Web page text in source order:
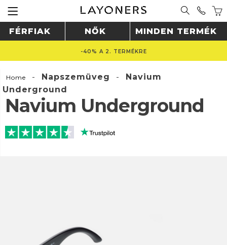
FÉRFIAK NŐK MINDEN TERMÉK
-40% A 2. TERMÉKRE
Home - Napszemüveg -
Navium
Underground
Navium Underground